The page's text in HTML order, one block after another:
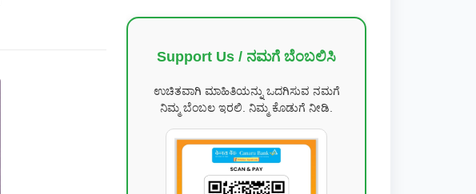
Support Us / ನಮಗೆ ಬೆಂಬಲಿಸಿ
ಉಚಿತವಾಗಿ ಮಾಹಿತಿಯನ್ನು ಒದಗಿಸುವ ನಮಗೆ
ನಿಮ್ಮ ಬೆಂಬಲ ಇರಲಿ. ನಿಮ್ಮ ಕೊಡುಗೆ ನೀಡಿ.